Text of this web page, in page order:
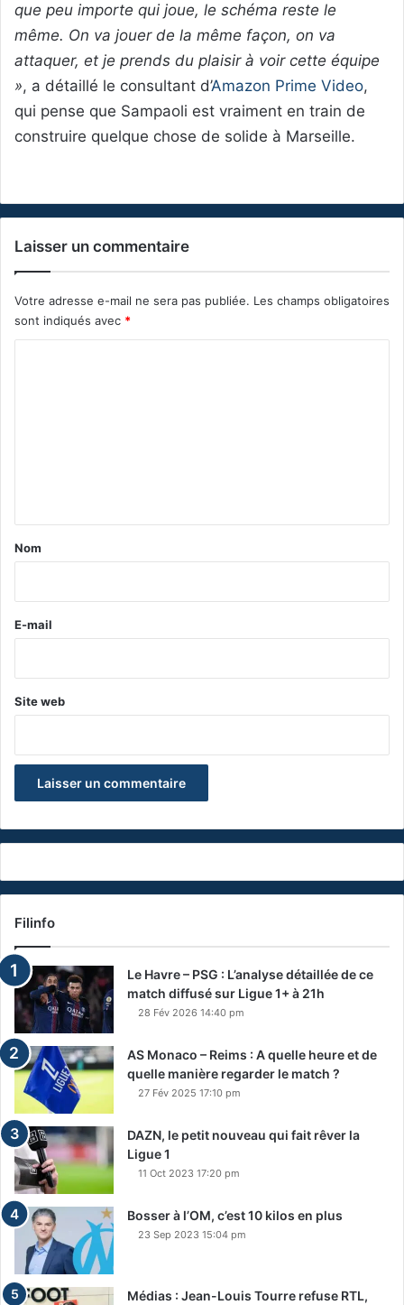
que peu importe qui joue, le schéma reste le
même. On va jouer de la même façon, on va
attaquer, et je prends du plaisir à voir cette équipe
», a détaillé le consultant d’Amazon Prime Video,
qui pense que Sampaoli est vraiment en train de
construire quelque chose de solide à Marseille.
Laisser un commentaire
Votre adresse e-mail ne sera pas publiée. Les champs obligatoires
sont indiqués avec *
a
e
Nom
E-mail
Site web
Filinfo
Le Havre – PSG : L’analyse détaillée de ce
match diffusé sur Ligue 1+ à 21h
28 Fév 2026 14:40 pm
AS Monaco – Reims : A quelle heure et de
quelle manière regarder le match ?
27 Fév 2025 17:10 pm
DAZN, le petit nouveau qui fait rêver la
Ligue 1
11 Oct 2023 17:20 pm
Bosser à l’OM, c’est 10 kilos en plus
23 Sep 2023 15:04 pm
Médias : Jean-Louis Tourre refuse RTL,